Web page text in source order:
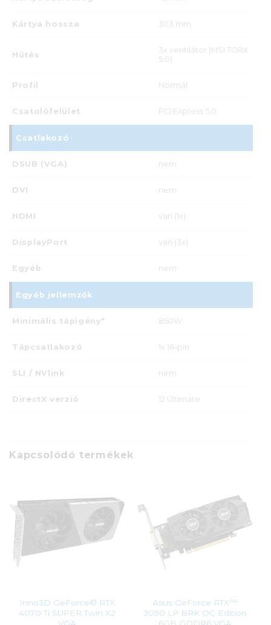
Kártya hossza 303 mm
Hűtés
3x ventilátor (MSI TORX
5.0)
Profil Normál
Csatolófelület PCI Express 5.0
Csatlakozó
DSUB (VGA) nem
DVI nem
HDMI van (1x)
DisplayPort van (3x)
Egyéb nem
Egyéb jellemzők
Minimális tápigény* 850W
Tápcsatlakozó 1x 16-pin
SLI / NVlink nem
DirectX verzió 12 Ultimate
Kapcsolódó termékek
Inno3D GeForce© RTX
4070 Ti SUPER Twin X2
Asus GeForce RTX™
3050 LP BRK OC Edition